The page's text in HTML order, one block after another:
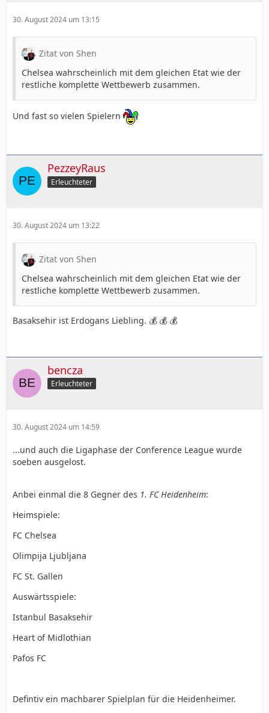
30. August 2024 um 13:15
Zitat von Shen
Chelsea wahrscheinlich mit dem gleichen Etat wie der
restliche komplette Wettbewerb zusammen.
Und fast so vielen Spielern
PezzeyRaus
Erleuchteter
30. August 2024 um 13:22
Zitat von Shen
Chelsea wahrscheinlich mit dem gleichen Etat wie der
restliche komplette Wettbewerb zusammen.
Basaksehir ist Erdogans Liebling. 💰 💰 💰
bencza
Erleuchteter
30. August 2024 um 14:59
...und auch die Ligaphase der Conference League wurde
soeben ausgelost.
Anbei einmal die 8 Gegner des 1. FC Heidenheim:
Heimspiele:
FC Chelsea
Olimpija Ljubljana
FC St. Gallen
Auswärtsspiele:
Istanbul Basaksehir
Heart of Midlothian
Pafos FC
Defintiv ein machbarer Spielplan für die Heidenheimer.